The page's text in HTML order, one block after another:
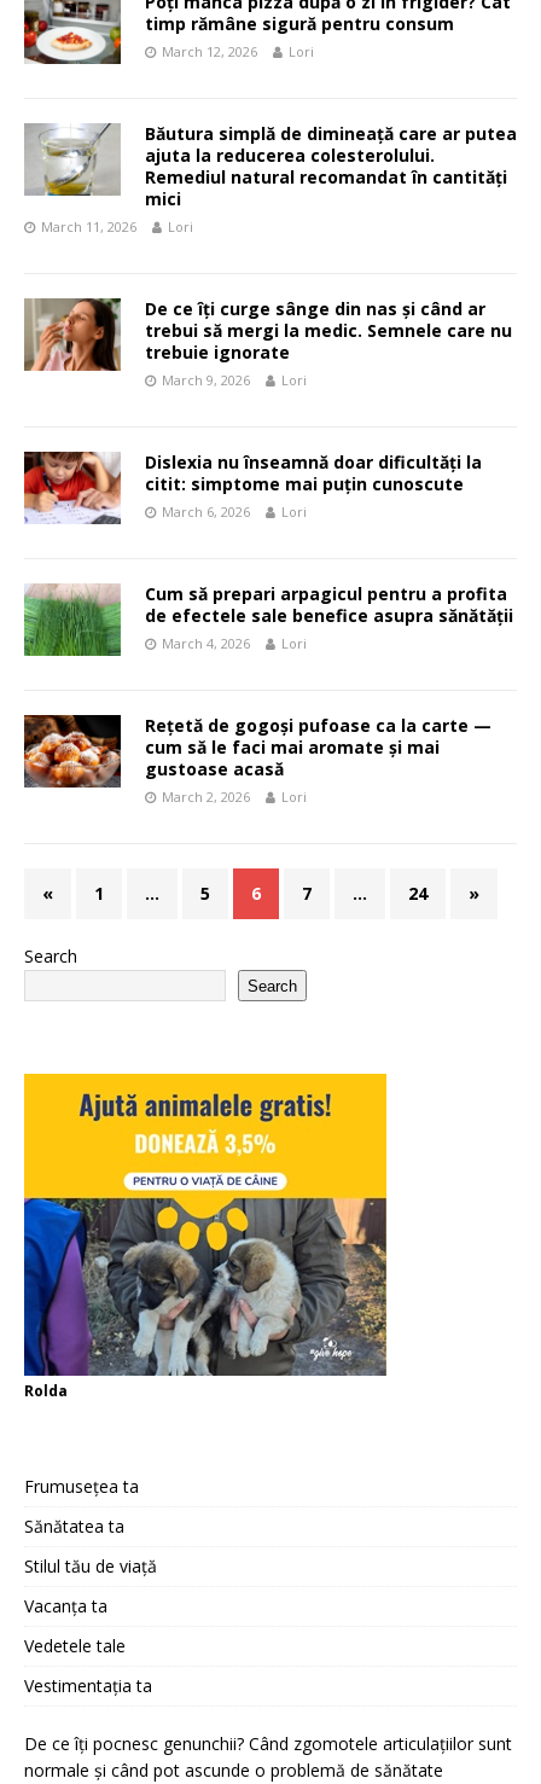
timp rămâne sigură pentru consum
March 12, 2026 Lori
Băutura simplă de dimineață care ar putea
ajuta la reducerea colesterolului.
Remediul natural recomandat în cantități
mici
March 11, 2026 Lori
De ce îți curge sânge din nas și când ar
trebui să mergi la medic. Semnele care nu
trebuie ignorate
March 9, 2026 Lori
Dislexia nu înseamnă doar dificultăți la
citit: simptome mai puțin cunoscute
March 6, 2026 Lori
Cum să prepari arpagicul pentru a profita
de efectele sale benefice asupra sănătății
March 4, 2026 Lori
Rețetă de gogoși pufoase ca la carte —
cum să le faci mai aromate și mai
gustoase acasă
March 2, 2026 Lori
« 1 … 5 6 7 … 24 »
Search
Search
Rolda
Frumusețea ta
Sănătatea ta
Stilul tău de viață
Vacanța ta
Vedetele tale
Vestimentația ta
De ce îți pocnesc genunchii? Când zgomotele articulațiilor sunt
normale și când pot ascunde o problemă de sănătate